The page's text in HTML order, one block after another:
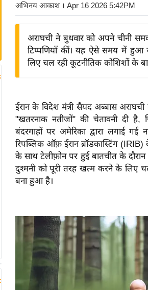
अभिनय आकाश। Apr 16 2026 5:42PM
अराघची ने बुधवार को अपने चीनी
टिप्पणियाँ कीं। यह ऐसे समय में हुआ
लिए चल रही कूटनीतिक कोशिशों के
ईरान के विदेश मंत्री सैयद अब्बास
"खतरनाक नतीजों" की चेतावनी दी है,
बंदरगाहों पर अमेरिका द्वारा लगाई गई
रिपब्लिक ऑफ़ ईरान ब्रॉडकास्टिंग
के साथ टेलीफ़ोन पर हुई बातचीत के
दुश्मनी को पूरी तरह खत्म करने के लिए
बना हुआ है।